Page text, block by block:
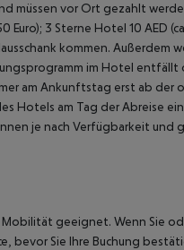
müssen vor Ort gezahlt
Euro); 3 Sterne Hotel 10 AED
kommen. Außerdem
im Hotel
am Ankunftstag erst ab der
am Tag der Abreise
je nach Verfügbarkeit und
geeignet. Wenn Sie
bevor Sie Ihre Buchung